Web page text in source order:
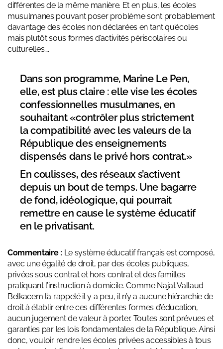
différentes de la même manière. Et en plus, les écoles
musulmanes pouvant poser problème sont probablement
davantage des écoles non déclarées en tant qu’écoles
mais plutôt sous formes d’activités périscolaires ou
culturelles….
Dans son programme, Marine Le Pen,
elle, est plus claire : elle vise les écoles
confessionnelles musulmanes, en
souhaitant «contrôler plus strictement
la compatibilité avec les valeurs de la
République des enseignements
dispensés dans le privé hors contrat.»
En coulisses, des réseaux s’activent
depuis un bout de temps. Une bagarre
de fond, idéologique, qui pourrait
remettre en cause le système éducatif
en le privatisant.
Commentaire : Le système éducatif français est composé,
avec une égalité de droit, par des écoles publiques,
privées sous contrat et hors contrat et des familles
pratiquant l’instruction à domicile. Comme Najat Vallaud
Belkacem l’a rappelé il y a peu, il n’y a aucune hiérarchie de
droit à établir entre ces différentes formes d’éducation,
aucun jugement de valeur à porter. Toutes sont prévues et
garanties par les lois fondamentales de la République. Ainsi
donc, vouloir rendre les écoles privées accessibles à tous